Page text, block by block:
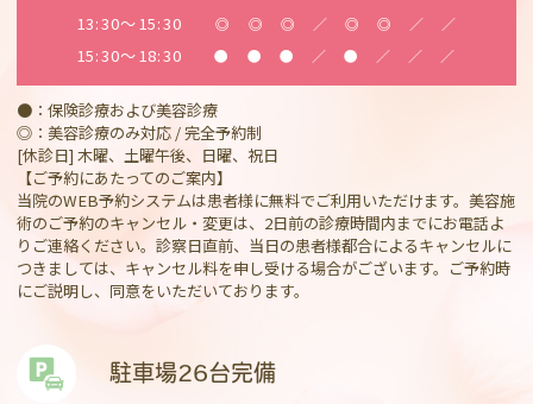
13:30～15:30 ◎ ◎ ◎ ／ ◎ ◎ ／ ／
15:30～18:30 ● ● ● ／ ● ／ ／ ／
●：保険診療および美容診療
◎：美容診療のみ対応 / 完全予約制
[休診日] 木曜、土曜午後、日曜、祝日
【ご予約にあたってのご案内】
当院のWEB予約システムは患者様に無料でご利用いただけます。美容施
術のご予約のキャンセル・変更は、2日前の診療時間内までにお電話よ
りご連絡ください。診察日直前、当日の患者様都合によるキャンセルに
つきましては、キャンセル料を申し受ける場合がございます。ご予約時
にご説明し、同意をいただいております。
駐車場26台完備